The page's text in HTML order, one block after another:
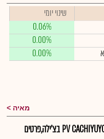
שינוי יומי
0.06%
0.00%
0.00%
מאיה